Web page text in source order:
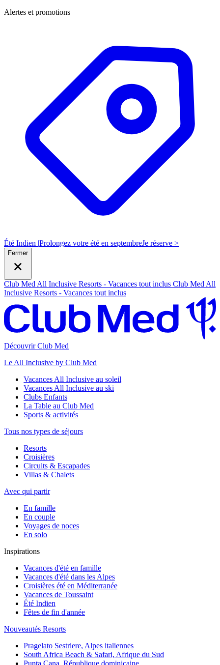
Alertes et promotions
Été Indien |Prolongez votre été en septembreJe réserve >
Fermer
Club Med All Inclusive Resorts - Vacances tout inclus Club Med All
Inclusive Resorts - Vacances tout inclus
Découvrir Club Med
Le All Inclusive by Club Med
Vacances All Inclusive au soleil
Vacances All Inclusive au ski
Clubs Enfants
La Table au Club Med
Sports & activités
Tous nos types de séjours
Resorts
Croisières
Circuits & Escapades
Villas & Chalets
Avec qui partir
En famille
En couple
Voyages de noces
En solo
Inspirations
Vacances d'été en famille
Vacances d'été dans les Alpes
Croisières été en Méditerranée
Vacances de Toussaint
Été Indien
Fêtes de fin d'année
Nouveautés Resorts
Pragelato Sestriere, Alpes italiennes
South Africa Beach & Safari, Afrique du Sud